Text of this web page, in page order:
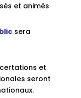
et animés
sera
et
seront